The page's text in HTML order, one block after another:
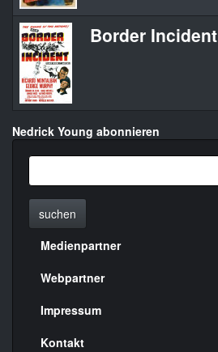
Border Incident
Nedrick Young abonnieren
suchen
Menülinks
rechte
Seite
Medienpartner
Webpartner
Impressum
Kontakt